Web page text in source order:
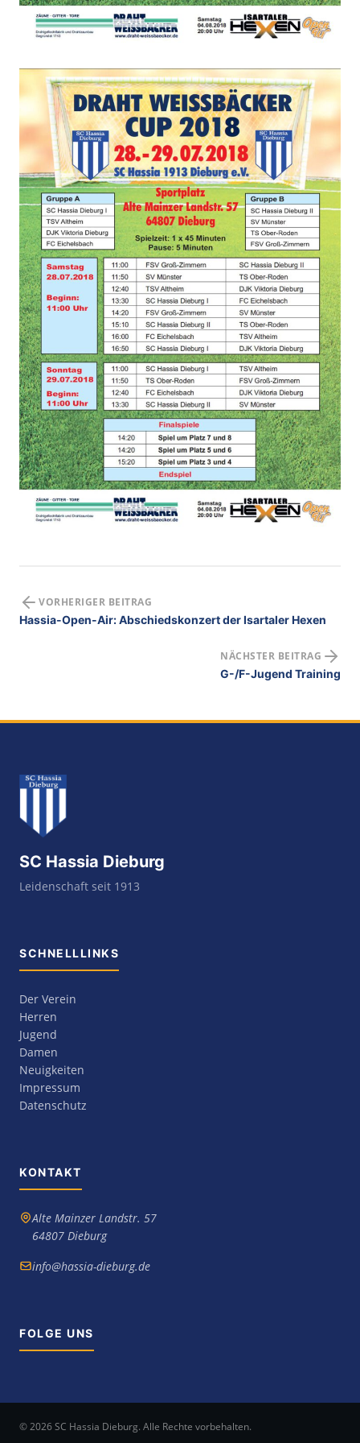
VORHERIGER BEITRAG
Hassia-Open-Air: Abschiedskonzert der Isartaler Hexen
NÄCHSTER BEITRAG
G-/F-Jugend Training
SC Hassia Dieburg
Leidenschaft seit 1913
SCHNELLLINKS
Der Verein
Herren
Jugend
Damen
Neuigkeiten
Impressum
Datenschutz
KONTAKT
Alte Mainzer Landstr. 57
64807 Dieburg
info@hassia-dieburg.de
FOLGE UNS
© 2026 SC Hassia Dieburg. Alle Rechte vorbehalten.